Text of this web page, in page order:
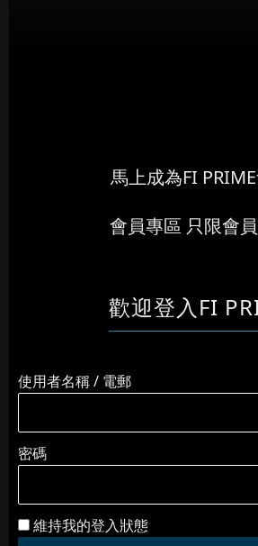
馬上成為FI
會員專區 只限會
歡迎登入FI
使用者名稱 / 電郵
密碼
維持我的登入狀態